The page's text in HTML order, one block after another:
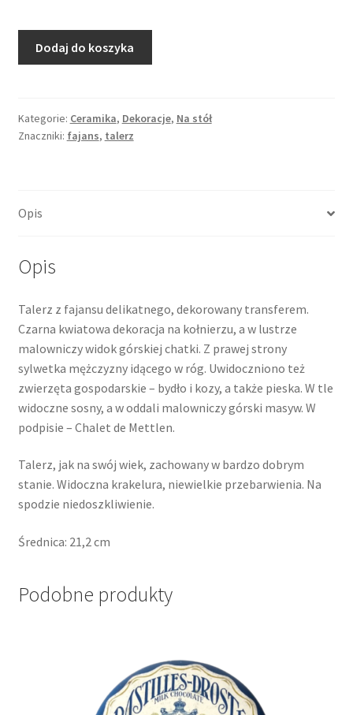
górskiej
chatki,
wiek,
Luxembourg
Dodaj do koszyka
Kategorie: Ceramika, Dekoracje, Na stół
Znaczniki: fajans, talerz
Opis
Opis
Talerz z fajansu delikatnego, dekorowany transferem.
Czarna kwiatowa dekoracja na kołnierzu, a w lustrze
malowniczy widok górskiej chatki. Z prawej strony
sylwetka mężczyzny idącego w róg. Uwidoczniono też
zwierzęta gospodarskie – bydło i kozy, a także pieska. W tle
widoczne sosny, a w oddali malowniczy górski masyw. W
podpisie – Chalet de Mettlen.
Talerz, jak na swój wiek, zachowany w bardzo dobrym
stanie. Widoczna krakelura, niewielkie przebarwienia. Na
spodzie niedoszkliwienie.
Średnica: 21,2 cm
Podobne produkty